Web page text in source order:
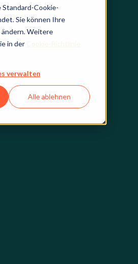
Cookie-
Sie können Ihre
Weitere
in der
verwalten
Alle ablehnen